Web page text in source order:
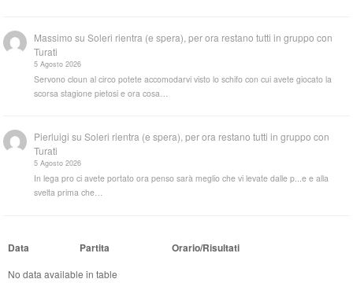
Massimo suSoleri rientra (e spera), per ora restano tutti in gruppo con
Turati
5 Agosto 2026
Servono cloun al circo potete accomodarvi visto lo schifo con cui avete giocato la
scorsa stagione pietosi e ora cosa…
Pierluigi suSoleri rientra (e spera), per ora restano tutti in gruppo con
Turati
5 Agosto 2026
In lega pro ci avete portato ora penso sarà meglio che vi levate dalle p...e e alla
svelta prima che…
Data Partita Orario/Risultati
No data available in table